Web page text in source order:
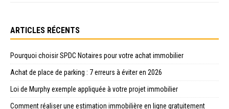
ARTICLES RÉCENTS
Pourquoi choisir SPDC Notaires pour votre achat immobilier
Achat de place de parking : 7 erreurs à éviter en 2026
Loi de Murphy exemple appliquée à votre projet immobilier
Comment réaliser une estimation immobilière en ligne gratuitement